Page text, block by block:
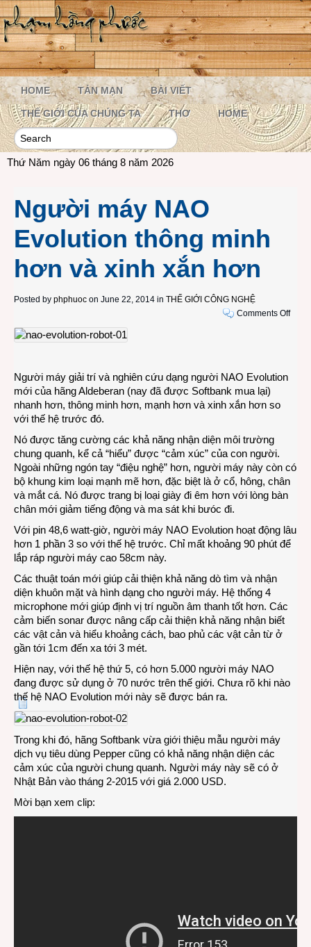
HOME TẢN MẠN BÀI VIẾT
THẾ GIỚI CỦA CHÚNG TA THƠ HOME
Thứ Năm ngày 06 tháng 8 năm 2026
Người máy NAO
Evolution thông minh
hơn và xinh xắn hơn
Posted by phphuoc on June 22, 2014 in THẾ GIỚI CÔNG NGHỆ
Comments Offon
hơn
Người máy giải trí và nghiên cứu dạng người NAO Evolution
mới của hãng Aldeberan (nay đã được Softbank mua lại)
nhanh hơn, thông minh hơn, mạnh hơn và xinh xắn hơn so
với thế hệ trước đó.
Nó được tăng cường các khả năng nhận diện môi trường
chung quanh, kể cả “hiểu” được “cảm xúc” của con người.
Ngoài những ngón tay “điệu nghệ” hơn, người máy này còn có
bộ khung kim loại mạnh mẽ hơn, đặc biệt là ở cổ, hông, chân
và mắt cá. Nó được trang bị loại giày đi êm hơn với lòng bàn
chân mới giảm tiếng động và ma sát khi bưóc đi.
Với pin 48,6 watt-giờ, người máy NAO Evolution hoạt động lâu
hơn 1 phần 3 so với thế hệ trước. Chỉ mất khoảng 90 phút để
lắp ráp người máy cao 58cm này.
Các thuật toán mới giúp cải thiện khả năng dò tìm và nhận
diện khuôn mặt và hình dạng cho người máy. Hệ thống 4
microphone mới giúp định vị trí nguồn âm thanh tốt hơn. Các
cảm biến sonar được nâng cấp cải thiện khả năng nhận biết
các vật cản và hiểu khoảng cách, bao phủ các vật cản từ ở
gần tới 1cm đến xa tới 3 mét.
Hiện nay, với thế hệ thứ 5, có hơn 5.000 người máy NAO
đang được sử dụng ở 70 nước trên thế giới. Chưa rõ khi nào
thế hệ NAO Evolution mới này sẽ được bán ra.
Trong khi đó, hãng Softbank vừa giới thiệu mẫu người máy
dịch vụ tiêu dùng Pepper cũng có khả năng nhận diện các
cảm xúc của người chung quanh. Người máy này sẽ có ở
Nhật Bản vào tháng 2-2015 với giá 2.000 USD.
Mời bạn xem clip: